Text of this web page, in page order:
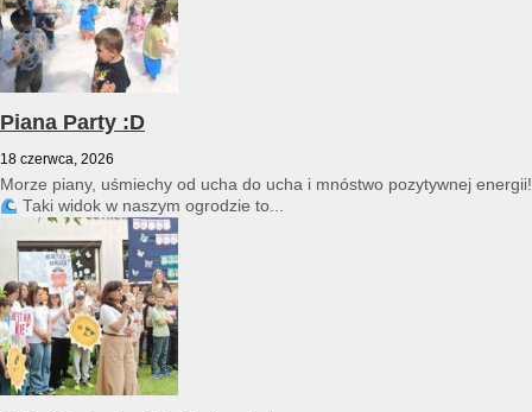
Piana Party :D
18 czerwca, 2026
Morze piany, uśmiechy od ucha do ucha i mnóstwo pozytywnej energii!
Taki widok w naszym ogrodzie to...